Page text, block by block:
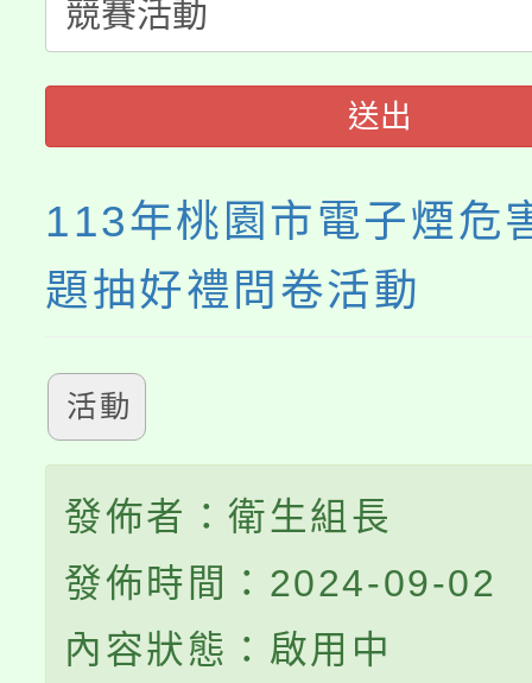
代理(課)教師甄選結果(
轉知中國文化大學推廣
《TA101》溝通分析基
心理、諮商輔導、社會
系所師生報名參加。
送出
113年桃園市電子煙危
題抽好禮問卷活動
活動
發佈者：衛生組長
發佈時間：2024-09-02
內容狀態：啟用中